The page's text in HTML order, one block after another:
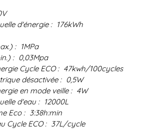
d'énergie : 176kWh
: 1MPa
: 0,03Mpa
Cycle ECO : 47kwh/100cycles
désactivée : 0,5W
en mode veille : 4W
d'eau : 12000L
Eco : 3:38h:min
Cycle ECO : 37L/cycle